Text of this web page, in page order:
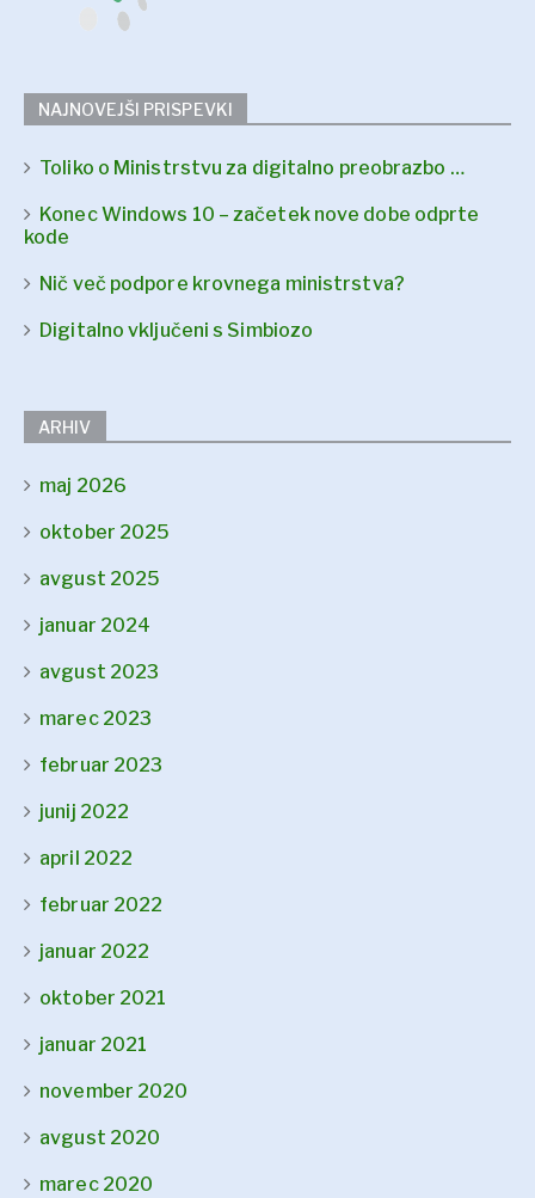
NAJNOVEJŠI PRISPEVKI
Toliko o Ministrstvu za digitalno preobrazbo …
Konec Windows 10 – začetek nove dobe odprte
kode
Nič več podpore krovnega ministrstva?
Digitalno vključeni s Simbiozo
ARHIV
maj 2026
oktober 2025
avgust 2025
januar 2024
avgust 2023
marec 2023
februar 2023
junij 2022
april 2022
februar 2022
januar 2022
oktober 2021
januar 2021
november 2020
avgust 2020
marec 2020